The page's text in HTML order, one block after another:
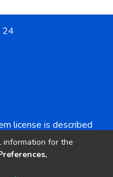
24
license is described
NonCommercial-
information for the